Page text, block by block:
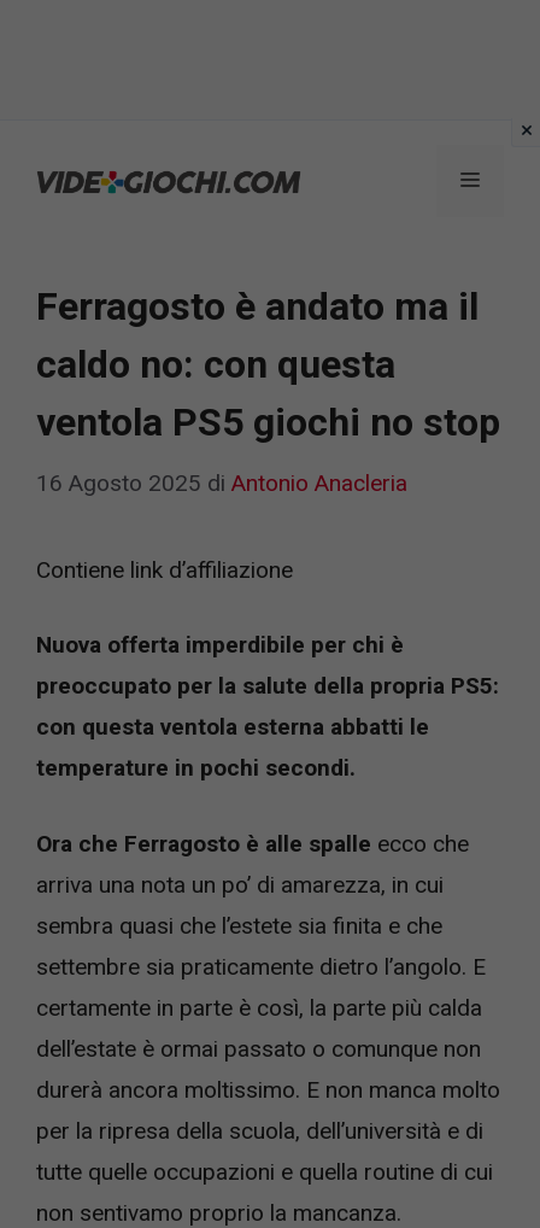
Menu
Ferragosto è andato ma il
caldo no: con questa
ventola PS5 giochi no stop
16 Agosto 2025 di Antonio Anacleria
Contiene link d’affiliazione
Nuova offerta imperdibile per chi è
preoccupato per la salute della propria PS5:
con questa ventola esterna abbatti le
temperature in pochi secondi.
Ora che Ferragosto è alle spalle ecco che
arriva una nota un po’ di amarezza, in cui
sembra quasi che l’estete sia finita e che
settembre sia praticamente dietro l’angolo. E
certamente in parte è così, la parte più calda
dell’estate è ormai passato o comunque non
durerà ancora moltissimo. E non manca molto
per la ripresa della scuola, dell’università e di
tutte quelle occupazioni e quella routine di cui
non sentivamo proprio la mancanza.